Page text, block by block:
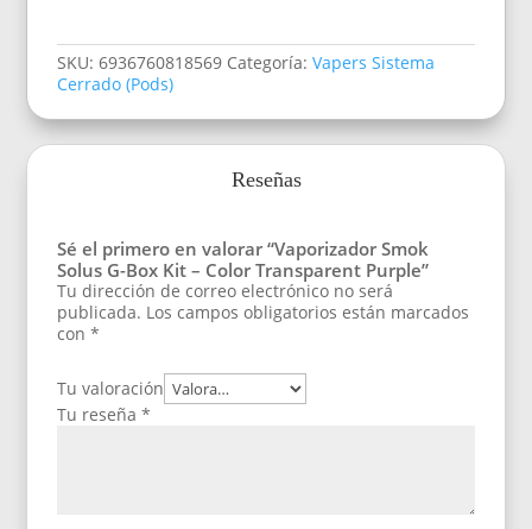
SKU:6936760818569 Categoría:Vapers Sistema
Cerrado (Pods)
Reseñas
Sé el primero en valorar “Vaporizador Smok
Solus G-Box Kit – Color Transparent Purple”
Tu dirección de correo electrónico no será
publicada. Los campos obligatorios están marcados
con*
Tu valoración
Tu reseña*